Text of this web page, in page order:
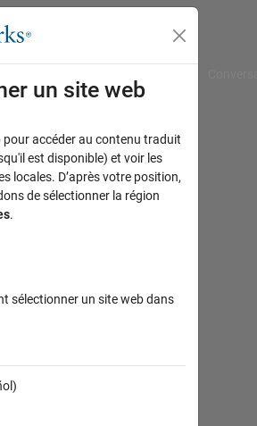
un site web
pour accéder au contenu traduit
est disponible) et voir les
locales. D’après votre position,
de sélectionner la région
.
sélectionner un site web dans